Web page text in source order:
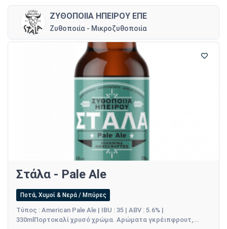
ΖΥΘΟΠΟΙΙΑ ΗΠΕΙΡΟΥ ΕΠΕ
Ζυθοποιία - Μικροζυθοποιία
Στάλα - Pale Ale
Ποτά, Χυμοί & Νερά / Μπύρες
Τύπος : American Pale Ale | IBU : 35 | ABV : 5.6% |
330mlΠορτοκαλί χρυσό χρώμα. Αρώματα γκρέιπφρουτ,...